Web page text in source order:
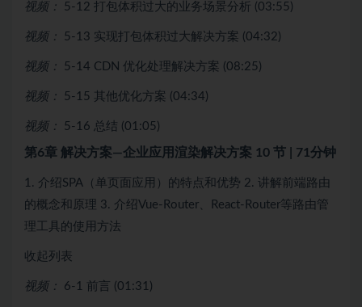
视频： 5-12 打包体积过大的业务场景分析 (03:55)
视频： 5-13 实现打包体积过大解决方案 (04:32)
视频： 5-14 CDN 优化处理解决方案 (08:25)
视频： 5-15 其他优化方案 (04:34)
视频： 5-16 总结 (01:05)
第6章 解决方案—企业应用渲染解决方案 10 节 | 71分钟
1. 介绍SPA（单页面应用）的特点和优势 2. 讲解前端路由
的概念和原理 3. 介绍Vue-Router、React-Router等路由管
理工具的使用方法
收起列表
视频： 6-1 前言 (01:31)